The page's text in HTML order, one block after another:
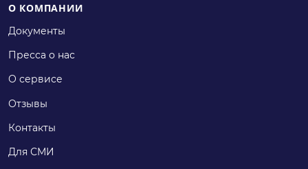
О КОМПАНИИ
Документы
Пресса о нас
О сервисе
Отзывы
Контакты
Для СМИ